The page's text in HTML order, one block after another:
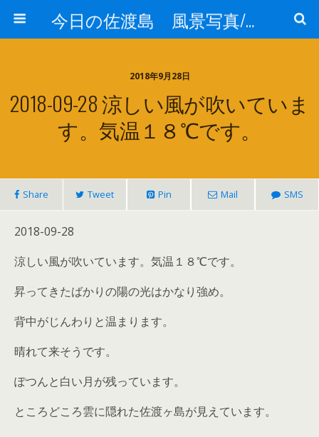
今日の佐渡島 風景写真/天気/お酒/お米/温泉
2018年9月28日
2018-09-28 涼しい風が吹いていま
す。気温１８℃です。
Share Tweet Pin Mail SMS
2018-09-28
涼しい風が吹いています。気温１８℃です。
昇ってきたばかりの陽の光はかなり強め。
背中がじんわりと温まります。
晴れて来そうです。
ぽつんと白い月が残っています。
ところどころ雲に隠れた佐渡ヶ島が見えています。